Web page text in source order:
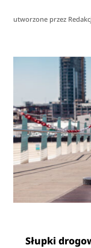
utworzone przez
Słupki